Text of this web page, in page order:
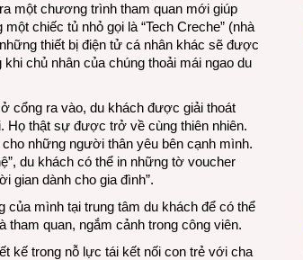
ghiền
smartphone
một chương trình tham quan mới giúp
chiếc tủ nhỏ gọi là “Tech Creche” (nhà
thiết bị điện tử cá nhân khác sẽ được
chủ nhân của chúng thoải mái ngao du
cổng ra vào, du khách được giải thoát
Họ thật sự được trở về cùng thiên nhiên.
những người thân yêu bên cạnh mình.
du khách có thể in những tờ voucher
gian dành cho gia đình”.
mình tại trung tâm du khách để có thể
tham quan, ngắm cảnh trong công viên.
kế trong nỗ lực tái kết nối con trẻ với cha